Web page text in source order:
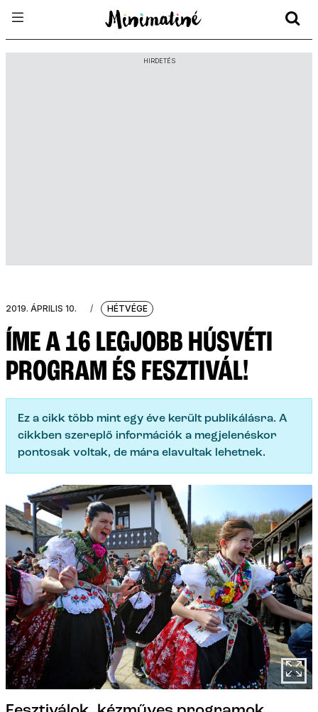
HIRDETÉS
2019. ÁPRILIS 10. / HÉTVÉGE
ÍME A 16 LEGJOBB HÚSVÉTI
PROGRAM ÉS FESZTIVÁL!
Ez a cikk több mint egy éve került publikálásra. A
cikkben szereplő információk a megjelenéskor
pontosak voltak, de mára elavultak lehetnek.